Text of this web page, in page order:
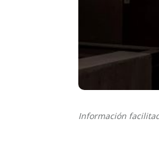
Información